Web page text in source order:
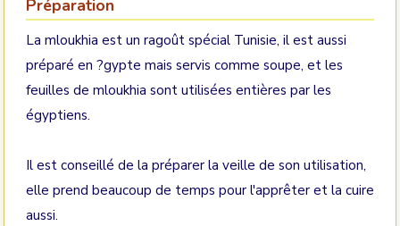
Préparation
La mloukhia est un ragoût spécial Tunisie, il est aussi
préparé en ?gypte mais servis comme soupe, et les
feuilles de mloukhia sont utilisées entières par les
égyptiens.
Il est conseillé de la préparer la veille de son utilisation,
elle prend beaucoup de temps pour l'apprêter et la cuire
aussi.